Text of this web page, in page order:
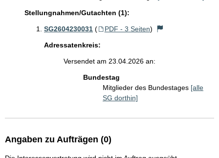
Stellungnahmen/Gutachten (1):
SG2604230031 ( PDF - 3 Seiten)
Adressatenkreis:
Versendet am 23.04.2026 an:
Bundestag
Mitglieder des Bundestages [alle
SG dorthin]
Angaben zu Aufträgen (0)